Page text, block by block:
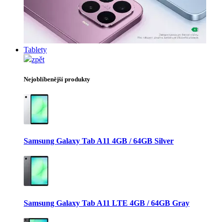
Tablety
zpět
Nejoblíbenější produkty
Samsung Galaxy Tab A11 4GB / 64GB Silver
Samsung Galaxy Tab A11 LTE 4GB / 64GB Gray